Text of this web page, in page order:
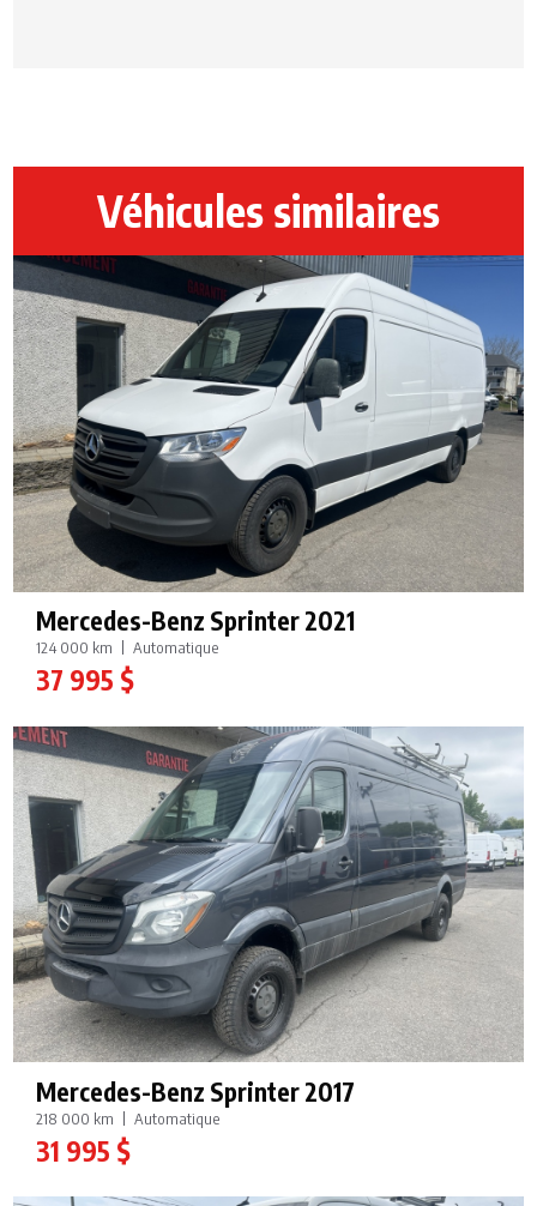
Véhicules similaires
Mercedes-Benz Sprinter 2021
124 000 km Automatique
37 995 $
Mercedes-Benz Sprinter 2017
218 000 km Automatique
31 995 $